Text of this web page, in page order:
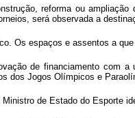
reforma ou
será observada a
Os espaços e assentos a
de financiamento com
dos Jogos Olímpicos e
Ministro de Estado do Esporte